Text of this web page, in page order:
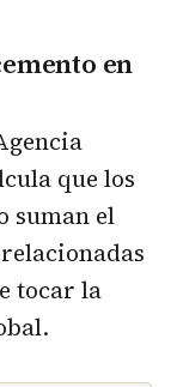
en
que los
suman el
tocar la